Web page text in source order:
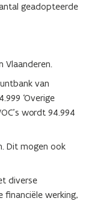
geadopteerde
Vlaanderen.
van
‘Overige
wordt 94.994
Dit mogen ook
diverse
financiële werking,